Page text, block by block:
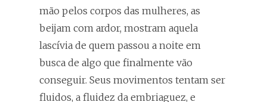
mão pelos corpos das mulheres, as
beijam com ardor, mostram aquela
lascívia de quem passou a noite em
busca de algo que finalmente vão
conseguir. Seus movimentos tentam ser
fluidos, a fluidez da embriaguez, e